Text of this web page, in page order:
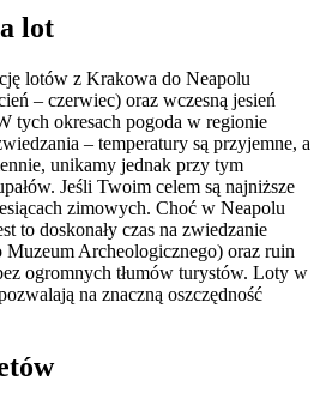
lot
lotów z Krakowa do Neapolu
– czerwiec) oraz wczesną jesień
tych okresach pogoda w regionie
– temperatury są przyjemne, a
unikamy jednak przy tym
Jeśli Twoim celem są najniższe
zimowych. Choć w Neapolu
to doskonały czas na zwiedzanie
Archeologicznego) oraz ruin
ogromnych tłumów turystów. Loty w
na znaczną oszczędność